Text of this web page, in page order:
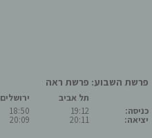
פרשת השבוע: פרשת ראה
כניסה:
יציאה:
תל אביב
19:12
20:11
ירושלים
18:50
20:09